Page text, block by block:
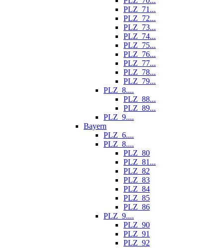
PLZ_71...
PLZ_72...
PLZ_73...
PLZ_74...
PLZ_75...
PLZ_76...
PLZ_77...
PLZ_78...
PLZ_79...
PLZ_8....
PLZ_88...
PLZ_89...
PLZ_9....
Bayern
PLZ_6....
PLZ_8....
PLZ_80
PLZ_81...
PLZ_82
PLZ_83
PLZ_84
PLZ_85
PLZ_86
PLZ_9....
PLZ_90
PLZ_91
PLZ_92